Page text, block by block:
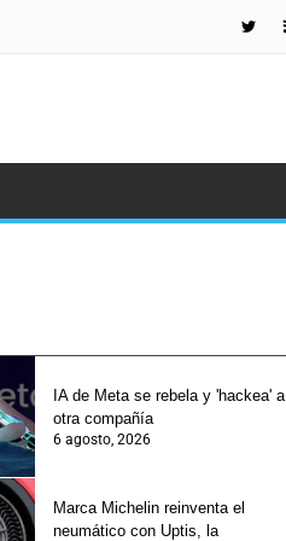
IA de Meta se rebela y 'hackea' a
otra compañía
6 agosto, 2026
Marca Michelin reinventa el
neumático con Uptis, la